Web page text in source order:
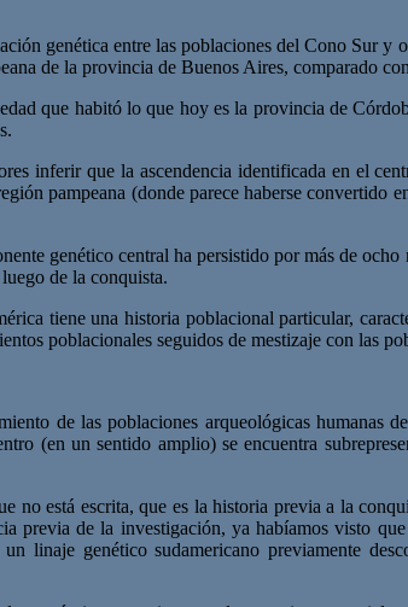
genética entre las poblaciones del Cono Sur
de la provincia de Buenos Aires, comparado
que habitó lo que hoy es la provincia de
inferir que la ascendencia identificada en el
pampeana (donde parece haberse
genético central ha persistido por más de
de la conquista.
tiene una historia poblacional particular,
poblacionales seguidos de mestizaje con las
de las poblaciones arqueológicas humanas
(en un sentido amplio) se encuentra
no está escrita, que es la historia previa a la
previa de la investigación, ya habíamos visto
linaje genético sudamericano previamente